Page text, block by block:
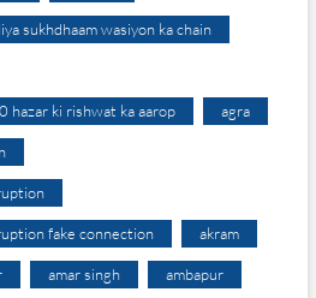
sukhdhaam wasiyon ka chain
hazar ki rishwat ka aarop agra
fake connection akram
amar singh ambapur